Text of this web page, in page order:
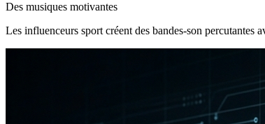
Des musiques motivantes
Les influenceurs sport créent des bandes-son percutantes